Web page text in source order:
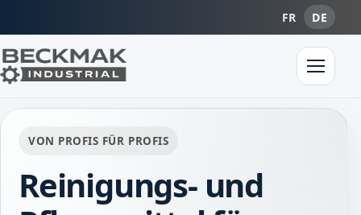
FR DE
VON PROFIS FÜR PROFIS
Reinigungs- und